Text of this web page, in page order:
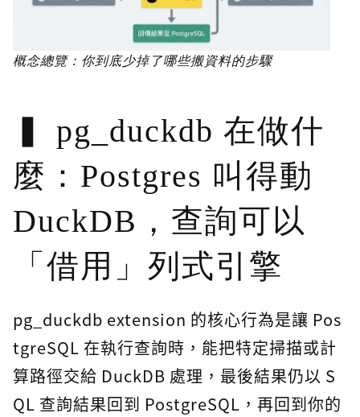
概念總覽：你到底少掉了哪些搬資料的步驟
pg_duckdb 在做什
麼：Postgres 叫得動
DuckDB，查詢可以
「借用」列式引擎
pg_duckdb extension 的核心行為是讓 Pos
tgreSQL 在執行查詢時，能把特定掃描或計
算路徑交給 DuckDB 處理，最後結果仍以 S
QL 查詢結果回到 PostgreSQL，再回到你的